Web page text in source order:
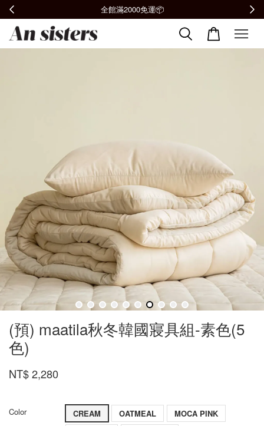
全館滿2000免運📦
(預) maatila秋冬韓國寢具組-素色(5
色)
NT$ 2,280
Color CREAM OATMEAL
MOCA PINK